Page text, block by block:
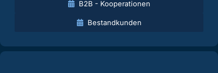
B2B - Kooperationen
Bestandkunden